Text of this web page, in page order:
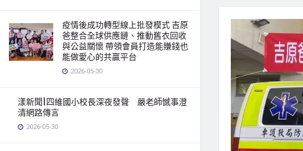
疫情後成功轉型線上批發模式 吉原
爸整合全球供應鏈、推動舊衣回收
與公益關懷 帶領會員打造能賺錢也
能做愛心的共贏平台
2026-05-30
漾新聞|四維國小校長深夜發聲 嚴老師憾事澄
清網路傳言
2026-05-30